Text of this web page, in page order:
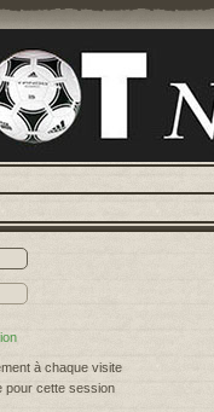
à chaque visite
pour cette session